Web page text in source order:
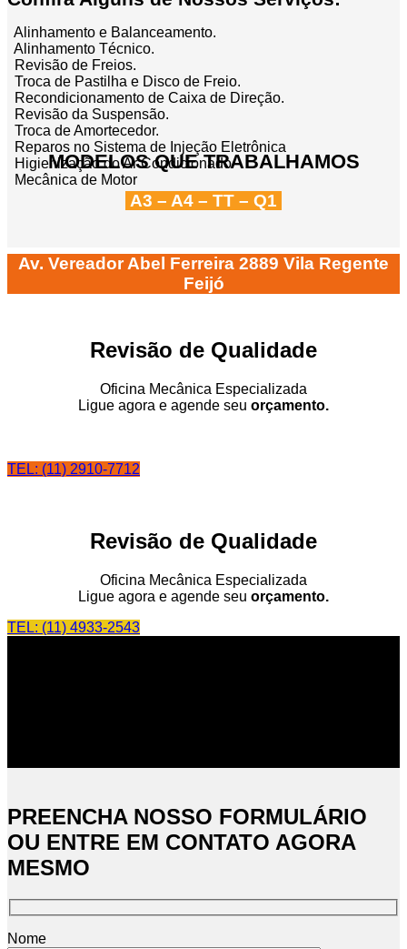
Alinhamento e Balanceamento.
Alinhamento Técnico.
Revisão de Freios.
Troca de Pastilha e Disco de Freio.
Recondicionamento de Caixa de Direção.
Revisão da Suspensão.
Troca de Amortecedor.
Reparos no Sistema de Injeção Eletrônica
Higienização do Ar Condicionado
Mecânica de Motor
MODELOS QUE TRABALHAMOS
A3 – A4 – TT – Q1
Av. Vereador Abel Ferreira 2889 Vila Regente
Feijó
Revisão de Qualidade
Oficina Mecânica Especializada
Ligue agora e agende seu orçamento.
TEL: (11) 2910-7712
Revisão de Qualidade
Oficina Mecânica Especializada
Ligue agora e agende seu orçamento.
TEL: (11) 4933-2543
PREENCHA NOSSO FORMULÁRIO
OU ENTRE EM CONTATO AGORA
MESMO
Nome